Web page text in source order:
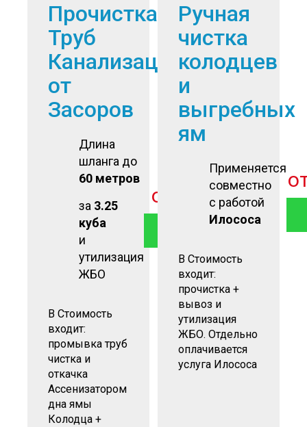
Прочистка
Труб
Канализации
от
Засоров
Длина
шланга до
60 метров
за 3.25
куба
и
утилизация
ЖБО
от 3 900руб
В Стоимость
входит:
промывка труб
чистка и
откачка
Ассенизатором
дна ямы
Колодца +
Ручная
чистка
колодцев
и
выгребных
ям
Применяется
совместно
с работой
Илососа
В Стоимость
входит:
прочистка +
вывоз и
утилизация
ЖБО. Отдельно
оплачивается
услуга Илососа